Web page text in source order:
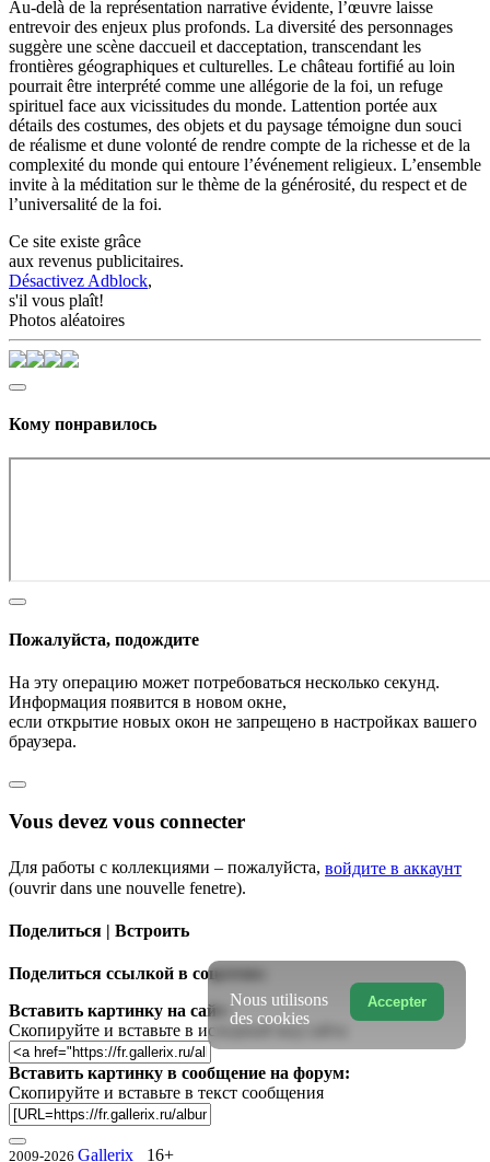
Au-delà de la représentation narrative évidente, l’œuvre laisse
entrevoir des enjeux plus profonds. La diversité des personnages
suggère une scène daccueil et dacceptation, transcendant les
frontières géographiques et culturelles. Le château fortifié au loin
pourrait être interprété comme une allégorie de la foi, un refuge
spirituel face aux vicissitudes du monde. Lattention portée aux
détails des costumes, des objets et du paysage témoigne dun souci
de réalisme et dune volonté de rendre compte de la richesse et de la
complexité du monde qui entoure l’événement religieux. L’ensemble
invite à la méditation sur le thème de la générosité, du respect et de
l’universalité de la foi.
Ce site existe grâce
aux revenus publicitaires.
Désactivez Adblock,
s'il vous plaît!
Photos aléatoires
Кому понравилось
Пожалуйста, подождите
На эту операцию может потребоваться несколько секунд.
Информация появится в новом окне,
если открытие новых окон не запрещено в настройках вашего
браузера.
Vous devez vous connecter
Для работы с коллекциями – пожалуйста, войдите в аккаунт
(ouvrir dans une nouvelle fenetre).
Поделиться | Встроить
Поделиться ссылкой в соцсетях:
Вставить картинку на сайт:
Скопируйте и вставьте в исходный код сайта
Вставить картинку в сообщение на форум:
Скопируйте и вставьте в текст сообщения
2009-2026 Gallerix 16+
Accepter
Nous utilisons
des cookies